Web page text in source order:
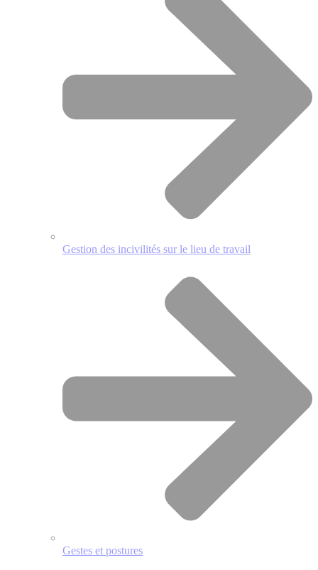
Gestion des incivilités sur le lieu de travail
Gestes et postures